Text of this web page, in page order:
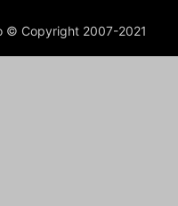
© Copyright 2007-2021